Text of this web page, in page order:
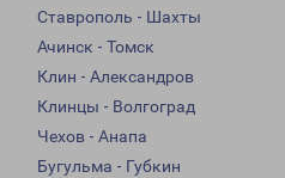
Ставрополь - Шахты
Ачинск - Томск
Клин - Александров
Клинцы - Волгоград
Чехов - Анапа
Бугульма - Губкин